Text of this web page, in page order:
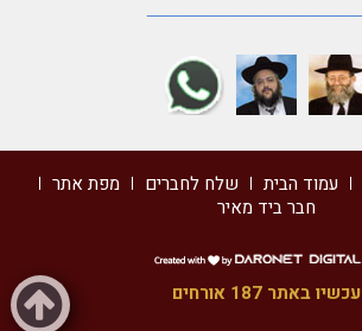
עמוד הבית שלח לחברים
מפת אתר
חבר ביד מאיר
דרונט
דיגיטלעכשיו באתר 187 אורחים